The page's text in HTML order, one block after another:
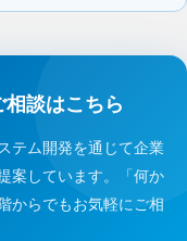
談はこちら
テム開発を通じて企業
案しています。「何か
からでもお気軽にご相